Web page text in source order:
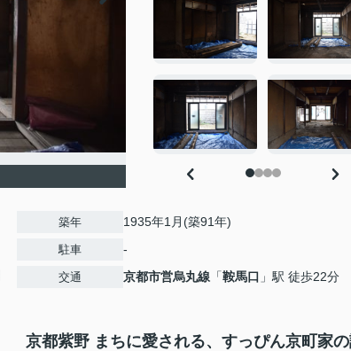
築年 1935年1月(築91年)
駐車 -
交通 京都市営烏丸線 「鞍馬口 」駅 徒歩22分
京都紫野 まちに愛される、すっぴん京町家